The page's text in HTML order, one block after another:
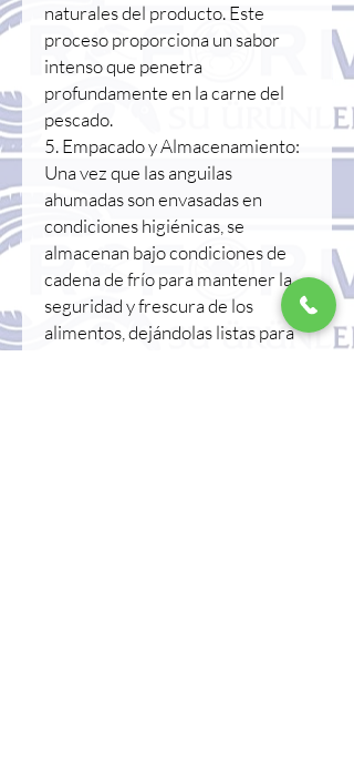
naturales del producto. Este
proceso proporciona un sabor
intenso que penetra
profundamente en la carne del
pescado.
5. Empacado y Almacenamiento:
Una vez que las anguilas
ahumadas son envasadas en
condiciones higiénicas, se
almacenan bajo condiciones de
cadena de frío para mantener la
seguridad y frescura de los
alimentos, dejándolas listas para